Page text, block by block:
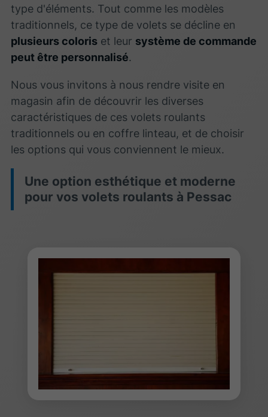
type d'éléments. Tout comme les modèles
traditionnels, ce type de volets se décline en
plusieurs coloris et leur système de commande
peut être personnalisé.
Nous vous invitons à nous rendre visite en
magasin afin de découvrir les diverses
caractéristiques de ces volets roulants
traditionnels ou en coffre linteau, et de choisir
les options qui vous conviennent le mieux.
Une option esthétique et moderne
pour vos volets roulants à Pessac